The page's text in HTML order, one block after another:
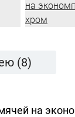
(8)
на